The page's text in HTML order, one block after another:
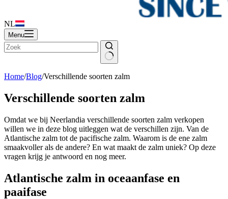
NL
Menu
Home/Blog/Verschillende soorten zalm
Verschillende soorten zalm
Omdat we bij Neerlandia verschillende soorten zalm verkopen
willen we in deze blog uitleggen wat de verschillen zijn. Van de
Atlantische zalm tot de pacifische zalm. Waarom is de ene zalm
smaakvoller als de andere? En wat maakt de zalm uniek? Op deze
vragen krijg je antwoord en nog meer.
Atlantische zalm in oceaanfase en
paaifase